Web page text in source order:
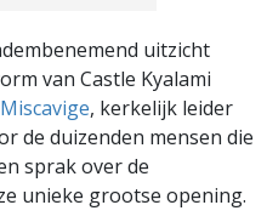
uitzicht
van Castle Kyalami
, kerkelijk leider
de duizenden mensen die
sprak over de
unieke grootse opening.